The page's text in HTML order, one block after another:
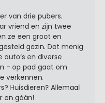
van drie pubers.
vriend en zijn twee
ze een groot en
gezin. Dat menig
en diverse
- op pad gaat om
verkennen.
Huisdieren? Allemaal
en gáán!